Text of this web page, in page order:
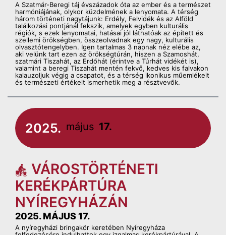
A Szatmár-Beregi táj évszázadok óta az ember és a természet
harmóniájának, olykor küzdelmének a lenyomata. A térség
három történeti nagytájunk: Erdély, Felvidék és az Alföld
találkozási pontjánál fekszik, amelyek egyben kulturális
régiók, s ezek lenyomatai, hatásai jól láthatóak az épített és
szellemi örökségben, összeolvadnak egy nagy, kulturális
olvasztótengelyben. Igen tartalmas 3 napnak néz elébe az,
aki velünk tart ezen az örökségtúrán, hiszen a Szamoshát,
szatmári Tiszahát, az Erdőhát (érintve a Túrhát vidékét is),
valamint a beregi Tiszahát mentén fekvő, kedves kis falvakon
kalauzoljuk végig a csapatot, és a térség ikonikus műemlékeit
és természeti értékeit ismerhetik meg a résztvevők.
2025. május 17.
VÁROSTÖRTÉNETI
KERÉKPÁRTÚRA
NYÍREGYHÁZÁN
2025. MÁJUS 17.
A nyíregyházi bringakör keretében Nyíregyháza